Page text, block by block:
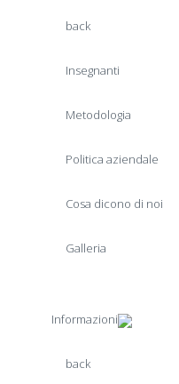
back
Insegnanti
Metodologia
Politica aziendale
Cosa dicono di noi
Galleria
Informazioni
back